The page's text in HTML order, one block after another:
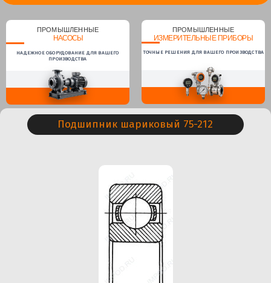
ПРОМЫШЛЕННЫЕ
НАСОСЫ
НАДЕЖНОЕ ОБОРУДОВАНИЕ ДЛЯ ВАШЕГО
ПРОИЗВОДСТВА
ПРОМЫШЛЕННЫЕ
ИЗМЕРИТЕЛЬНЫЕ ПРИБОРЫ
ТОЧНЫЕ РЕШЕНИЯ ДЛЯ ВАШЕГО ПРОИЗВОДСТВА
Подшипник шариковый 75-212